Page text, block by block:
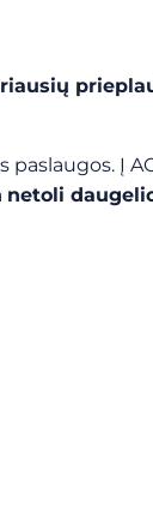
Į
netoli